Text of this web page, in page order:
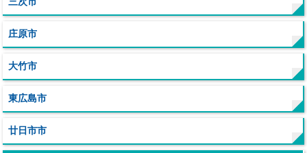
庄原市
大竹市
東広島市
廿日市市